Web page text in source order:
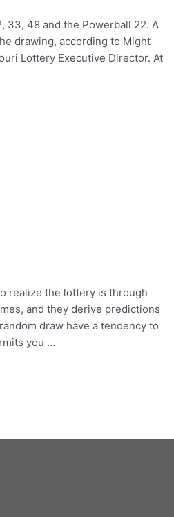
33, 48 and the Powerball 22. A
drawing, according to Might
Lottery Executive Director. At
realize the lottery is through
and they derive predictions
draw have a tendency to
you …